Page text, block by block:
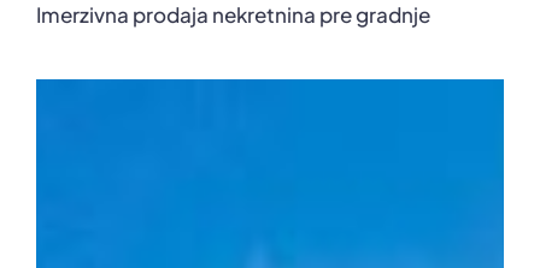
Imerzivna prodaja nekretnina pre gradnje